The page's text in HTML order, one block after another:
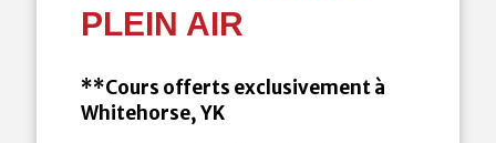
PLEIN AIR
**Cours offerts exclusivement à
Whitehorse, YK